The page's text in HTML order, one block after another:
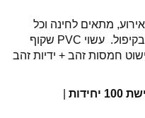
מתאים לחינה וכל
אירוע. מגיע שטוח - הרכבה עצמית בקיפול. עשוי PVC שקוף
חמסות זהב + ידיות זהב